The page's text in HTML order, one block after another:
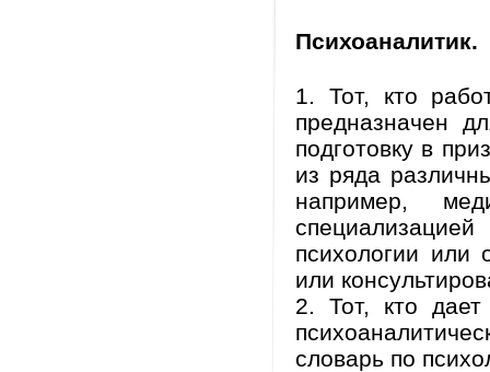
Психоаналитик.
1. Тот, кто
предназначен
подготовку в
из ряда
например,
психологии или
или
2. Тот, кто дает
словарь по